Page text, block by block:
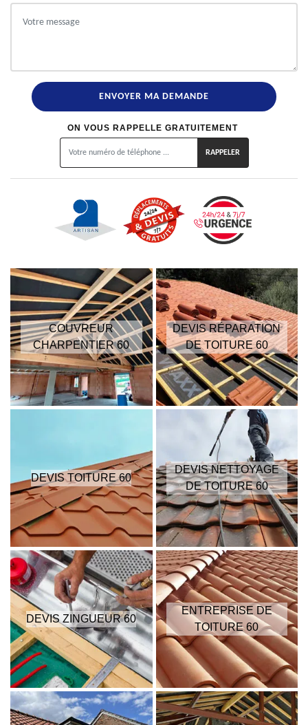
ON VOUS RAPPELLE GRATUITEMENT
COUVREUR
CHARPENTIER 60
DEVIS RÉPARATION
DE TOITURE 60
DEVIS TOITURE 60
DEVIS NETTOYAGE
DE TOITURE 60
DEVIS ZINGUEUR 60
ENTREPRISE DE
TOITURE 60